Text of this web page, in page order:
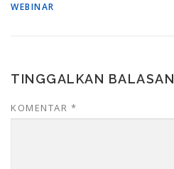
WEBINAR
TINGGALKAN BALASAN
KOMENTAR *